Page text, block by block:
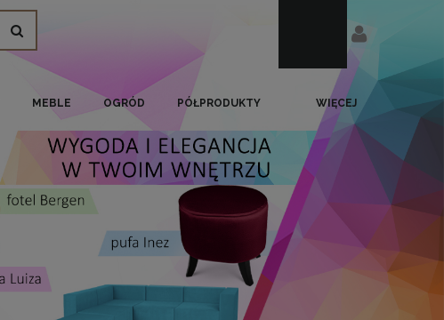
MEBLE OGRÓD PÓŁPRODUKTY WIĘCEJ